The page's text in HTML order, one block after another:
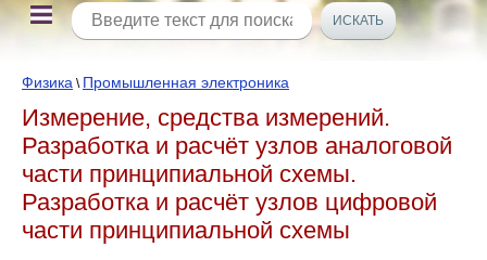
Физика \ Промышленная электроника
Измерение, средства измерений.
Разработка и расчёт узлов аналоговой
части принципиальной схемы.
Разработка и расчёт узлов цифровой
части принципиальной схемы